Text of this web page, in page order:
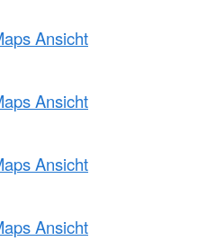
Ansicht
Ansicht
Ansicht
Ansicht